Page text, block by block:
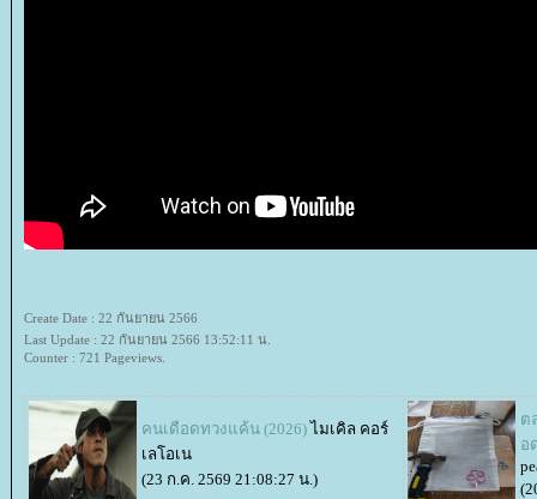
Create Date : 22 กันยายน 2566
Last Update : 22 กันยายน 2566 13:52:11 น.
Counter : 721 Pageviews.
คนเดือดทวงแค้น (2026) ไมเคิล คอร์
เลโอเน
(23 ก.ค. 2569 21:08:27 น.)
ต
อ